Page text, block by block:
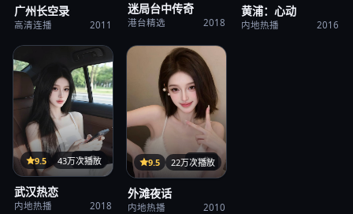
广州长空录
高清连播 2011
迷局台中传奇
港台精选 2018
黄浦：心动
内地热播 2016
35集
9.5 43万次播放
武汉热恋
内地热播 2018
37集
9.5 22万次播放
外滩夜话
内地热播 2010